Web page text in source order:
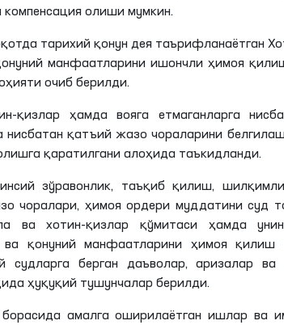
олиши мумкин.
тарихий қонун дея таърифланаётган
манфаатларини ишончли ҳимоя
очиб берилди.
қизлар ҳамда вояга етмаганларга
нисбатан қатъий жазо чораларини
қаратилгани алоҳида таъкидланди.
зўравонлик, таъқиб қилиш,
чоралари, ҳимоя ордери муддатини суд
ва хотин-қизлар қўмитаси ҳамда
ва қонуний манфаатларини ҳимоя қилиш
берган даъволар, аризалар ва
ҳуқуқий тушунчалар берилди.
амалга оширилаётган ишлар ва